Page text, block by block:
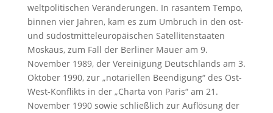
weltpolitischen Veränderungen. In rasantem Tempo,
binnen vier Jahren, kam es zum Umbruch in den ost-
und südostmitteleuropäischen Satellitenstaaten
Moskaus, zum Fall der Berliner Mauer am 9.
November 1989, der Vereinigung Deutschlands am 3.
Oktober 1990, zur „notariellen Beendigung“ des Ost-
West-Konflikts in der „Charta von Paris“ am 21.
November 1990 sowie schließlich zur Auflösung der